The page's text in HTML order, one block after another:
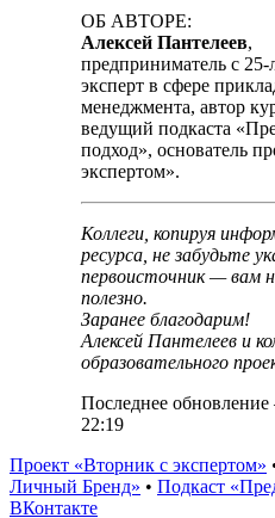
ОБ АВТОРЕ:
Алексей Пантелеев,
предприниматель с
эксперт в сфере
менеджмента, автор
ведущий подкаста
подход», основатель
экспертом».
Коллеги, копируя
ресурса, не забудьте
первоисточник — вам
полезно.
Заранее благодарим!
Алексей Пантелеев и
образовательного
Последнее
22:19
Проект «Вторник с экспертом»
Личный Бренд» • Подкаст
ВКонтакте